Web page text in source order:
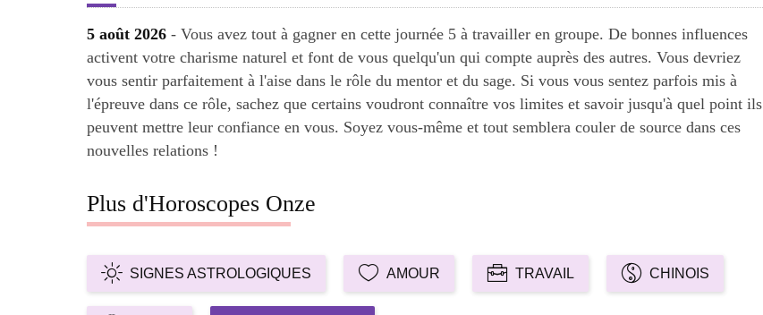
5 août 2026 - Vous avez tout à gagner en cette journée 5 à travailler en groupe. De bonnes influences
activent votre charisme naturel et font de vous quelqu'un qui compte auprès des autres. Vous devriez
vous sentir parfaitement à l'aise dans le rôle du mentor et du sage. Si vous vous sentez parfois mis à
l'épreuve dans ce rôle, sachez que certains voudront connaître vos limites et savoir jusqu'à quel point ils
peuvent mettre leur confiance en vous. Soyez vous-même et tout semblera couler de source dans ces
nouvelles relations !
Plus d'Horoscopes Onze
SIGNES ASTROLOGIQUES AMOUR TRAVAIL CHINOIS